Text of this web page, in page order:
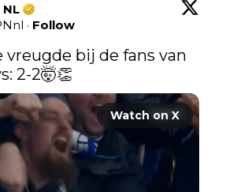
NL
· Follow
bij de fans van
2-2🤯👏
Watch on X